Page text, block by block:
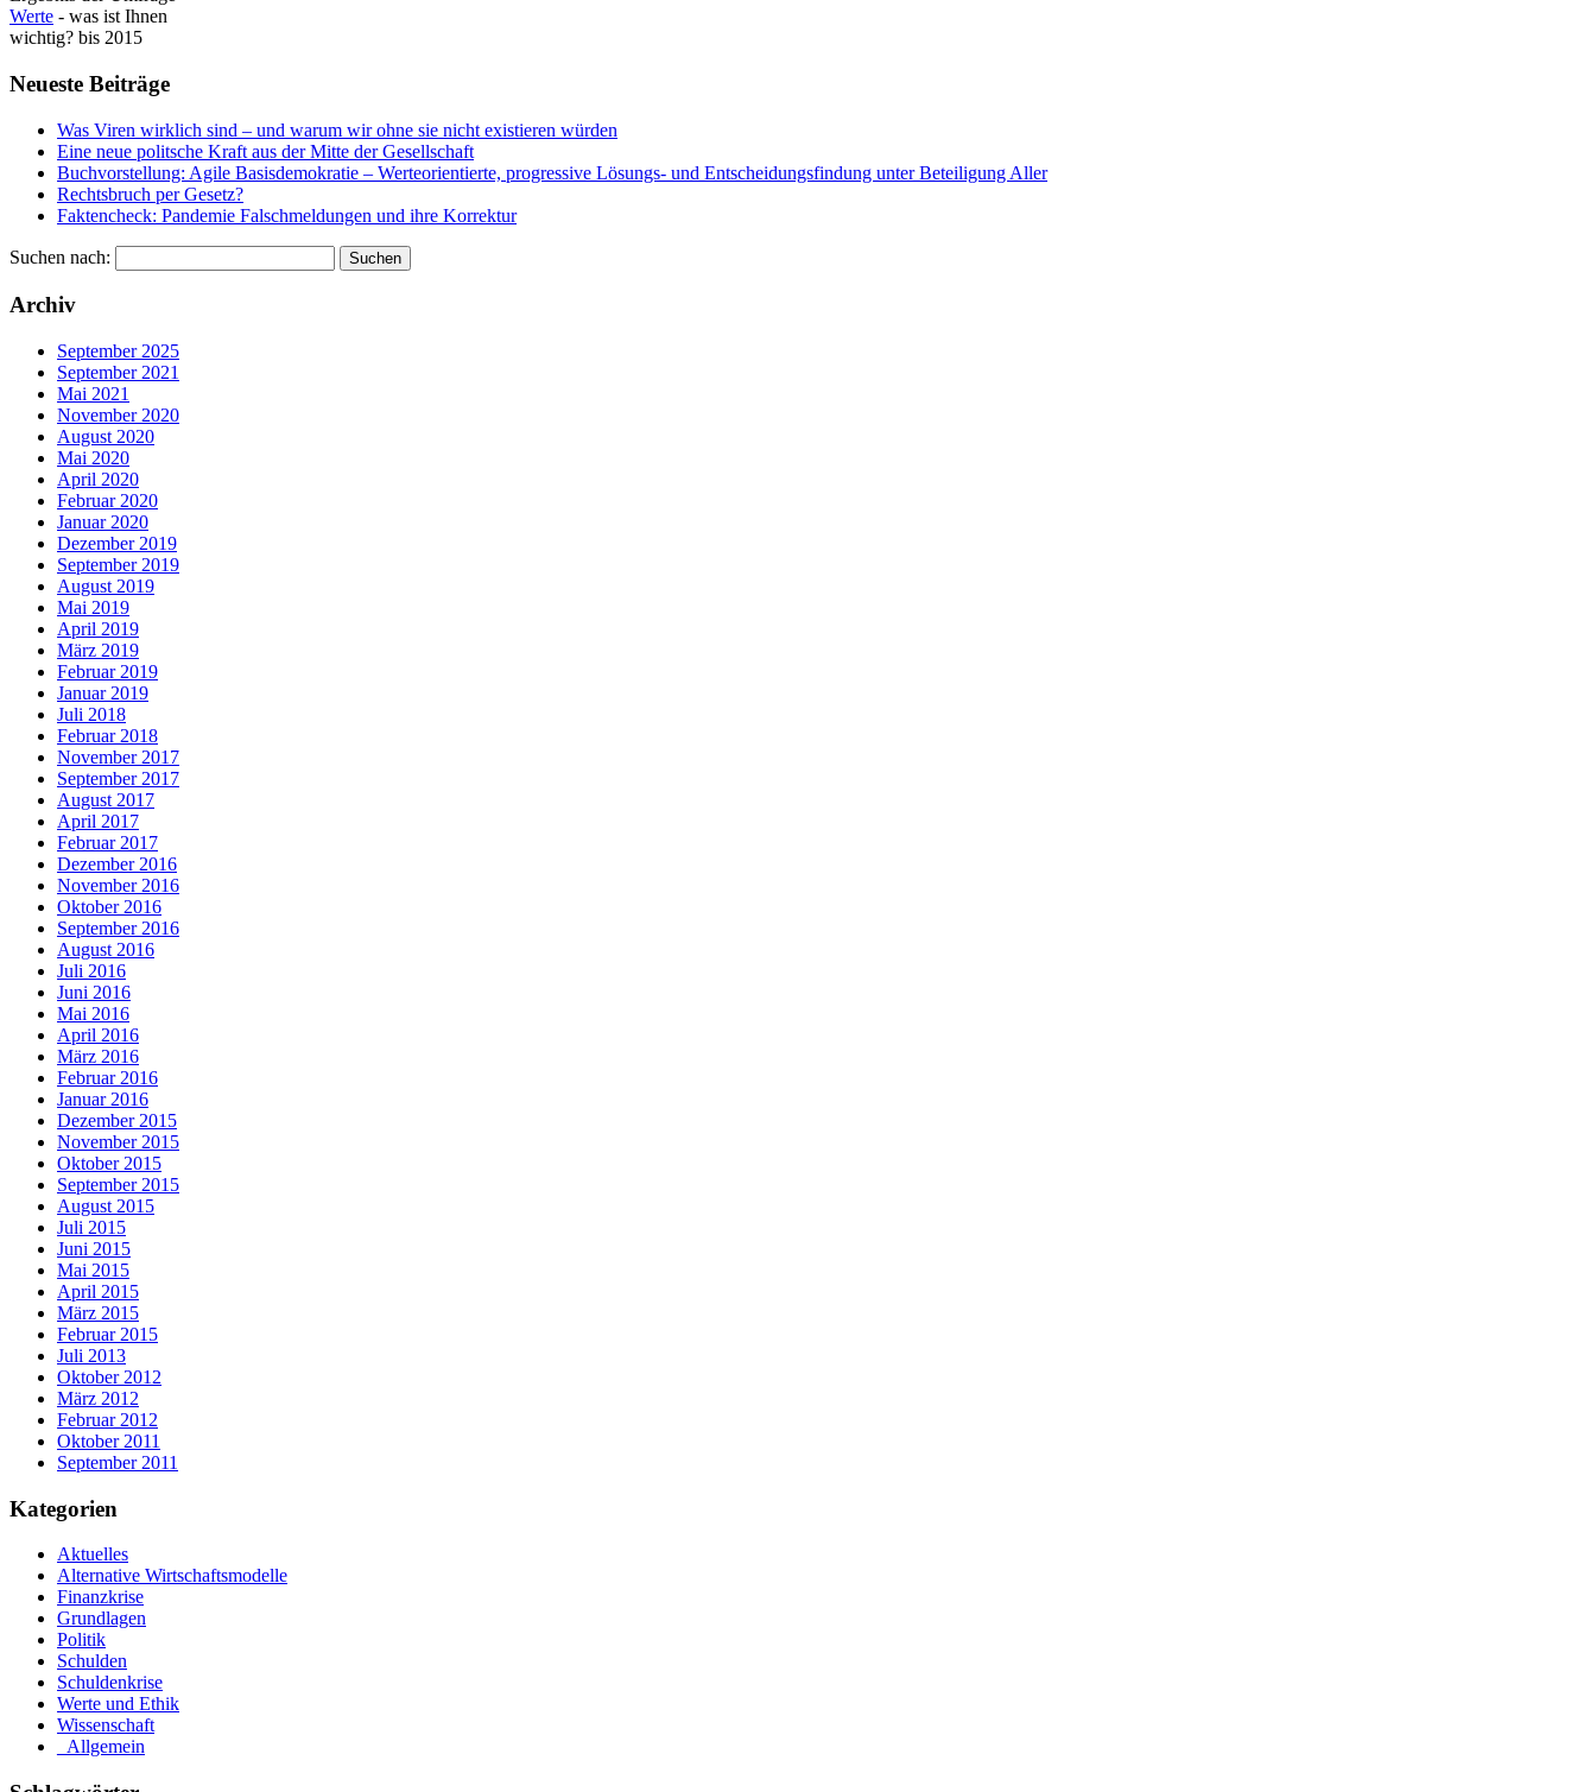
Werte - was ist Ihnen
wichtig? bis 2015
Neueste Beiträge
Was Viren wirklich sind – und warum wir ohne sie nicht existieren würden
Eine neue politsche Kraft aus der Mitte der Gesellschaft
Buchvorstellung: Agile Basisdemokratie – Werteorientierte, progressive Lösungs- und Entscheidungsfindung unter Beteiligung Aller
Rechtsbruch per Gesetz?
Faktencheck: Pandemie Falschmeldungen und ihre Korrektur
Suchen nach:
Archiv
September 2025
September 2021
Mai 2021
November 2020
August 2020
Mai 2020
April 2020
Februar 2020
Januar 2020
Dezember 2019
September 2019
August 2019
Mai 2019
April 2019
März 2019
Februar 2019
Januar 2019
Juli 2018
Februar 2018
November 2017
September 2017
August 2017
April 2017
Februar 2017
Dezember 2016
November 2016
Oktober 2016
September 2016
August 2016
Juli 2016
Juni 2016
Mai 2016
April 2016
März 2016
Februar 2016
Januar 2016
Dezember 2015
November 2015
Oktober 2015
September 2015
August 2015
Juli 2015
Juni 2015
Mai 2015
April 2015
März 2015
Februar 2015
Juli 2013
Oktober 2012
März 2012
Februar 2012
Oktober 2011
September 2011
Kategorien
Aktuelles
Alternative Wirtschaftsmodelle
Finanzkrise
Grundlagen
Politik
Schulden
Schuldenkrise
Werte und Ethik
Wissenschaft
_Allgemein